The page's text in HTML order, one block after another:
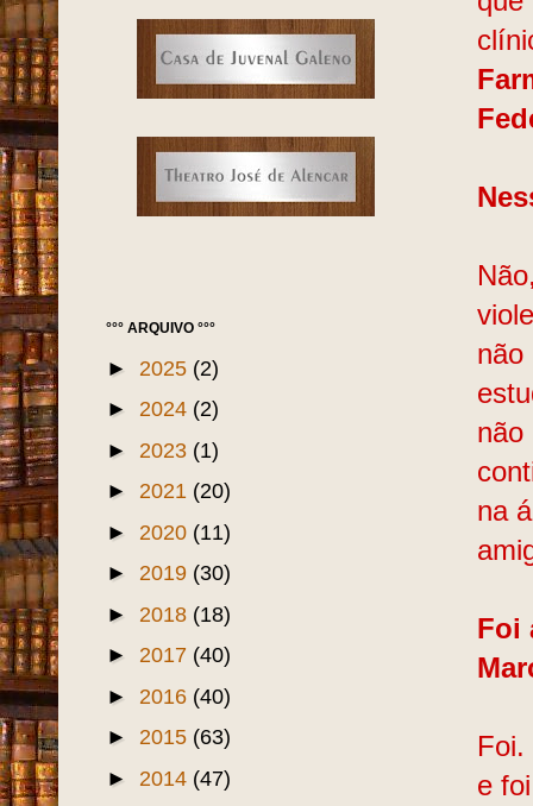
não
não
na
Foi
e
°°° ARQUIVO °°°
► 2025 (2)
► 2024 (2)
► 2023 (1)
► 2021 (20)
► 2020 (11)
► 2019 (30)
► 2018 (18)
► 2017 (40)
► 2016 (40)
► 2015 (63)
► 2014 (47)